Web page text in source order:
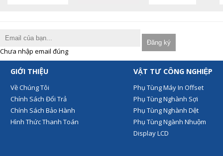
Chưa nhập email đúng
GIỚI THIỆU
Về Chúng Tôi
Chính Sách Đổi Trả
Chính Sách Bảo Hành
Hình Thức Thanh Toán
VẬT TƯ CÔNG NGHIỆP
Phụ Tùng Máy In Offset
Phụ Tùng Nghành Sợi
Phụ Tùng Nghành Dệt
Phụ Tùng Ngành Nhuộm
Display LCD